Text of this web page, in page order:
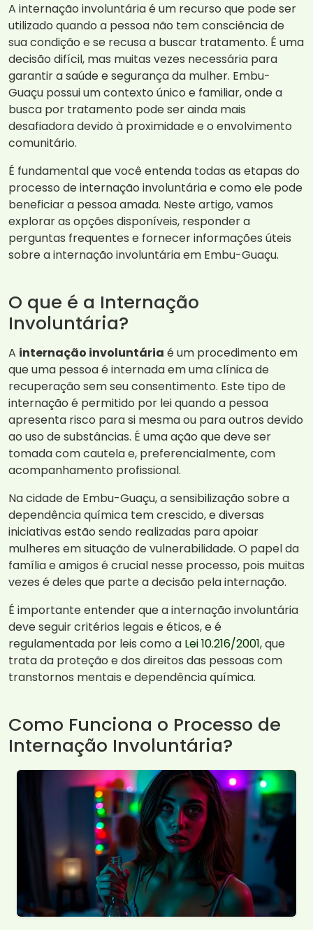
A internação involuntária é um recurso que pode ser
utilizado quando a pessoa não tem consciência de
sua condição e se recusa a buscar tratamento. É uma
decisão difícil, mas muitas vezes necessária para
garantir a saúde e segurança da mulher. Embu-
Guaçu possui um contexto único e familiar, onde a
busca por tratamento pode ser ainda mais
desafiadora devido à proximidade e o envolvimento
comunitário.
É fundamental que você entenda todas as etapas do
processo de internação involuntária e como ele pode
beneficiar a pessoa amada. Neste artigo, vamos
explorar as opções disponíveis, responder a
perguntas frequentes e fornecer informações úteis
sobre a internação involuntária em Embu-Guaçu.
O que é a Internação
Involuntária?
A internação involuntária é um procedimento em
que uma pessoa é internada em uma clínica de
recuperação sem seu consentimento. Este tipo de
internação é permitido por lei quando a pessoa
apresenta risco para si mesma ou para outros devido
ao uso de substâncias. É uma ação que deve ser
tomada com cautela e, preferencialmente, com
acompanhamento profissional.
Na cidade de Embu-Guaçu, a sensibilização sobre a
dependência química tem crescido, e diversas
iniciativas estão sendo realizadas para apoiar
mulheres em situação de vulnerabilidade. O papel da
família e amigos é crucial nesse processo, pois muitas
vezes é deles que parte a decisão pela internação.
É importante entender que a internação involuntária
deve seguir critérios legais e éticos, e é
regulamentada por leis como a Lei 10.216/2001, que
trata da proteção e dos direitos das pessoas com
transtornos mentais e dependência química.
Como Funciona o Processo de
Internação Involuntária?